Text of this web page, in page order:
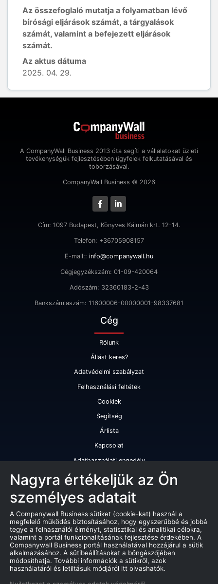
Az összefoglaló mutatja a folyamatban lévő
bírósági eljárások számát, a tárgyalások
számát, valamint a befejezett eljárások
számát.
Az aktus dátuma
2025. 04. 29.
A CompanyWall Business 2013 óta segíti a vállalatokat üzleti
tevékenységük fejlesztésében ügyfelek felkutatásával és
toborzásával.
CompanyWall Business © 2026
Cím: 1097 Budapest, Könyves Kálmán krt. 12-14.
Telefon: +36705908157
E-mail:: info@companywall.hu
Cégjegyzékszám: 01-09-420064
Adószám: 32360183-2-43
Bankszámlaszám: 11600006-00000001-98337681
Cég
Rólunk
Állást keres?
Adatvédelmi szabályzat
Felhasználási feltétek
Cookiek
Segítség
Árlista
Kapcsolat
Adathasználati engedély
Szolgáltatásaink
Cégminősítés
Cégminősítési riport
Kiváló cégminősítési tanúsítvány
Termékek
Companywall Business - Adattovábbítási szerződés
Nagyra értékeljük az Ön
személyes adatait
A Companywall Business sütiket (cookie-kat) használ a
megfelelő működés biztosításához, hogy egyszerűbbé és jobbá
tegye a felhasználói élményt, statisztikai és analitikai célokra,
valamint a portál funkcionalitásának fejlesztése érdekében. A
Companywall Business portál használatával hozzájárul a sütik
alkalmazásához. A sütibeállításokat a böngészőjében
módosíthatja. További információk a sütikről, azok
használatáról és letiltásuk módjáról itt olvashatók.